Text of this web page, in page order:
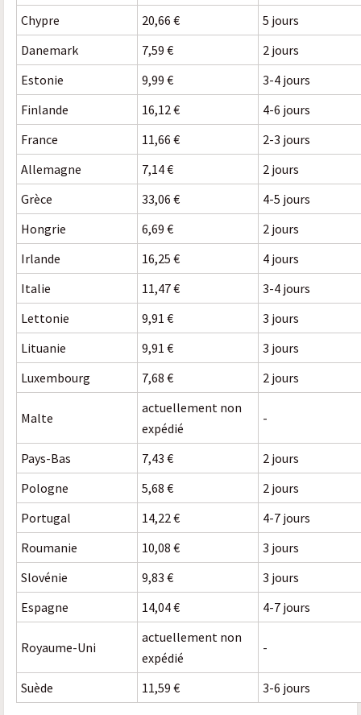
Chypre
20,66 €
5 jours
Danemark
7,59 €
2 jours
Estonie
9,99 €
3-4 jours
Finlande
16,12 €
4-6 jours
France
11,66 €
2-3 jours
Allemagne
7,14 €
2 jours
Grèce
33,06 €
4-5 jours
Hongrie
6,69 €
2 jours
Irlande
16,25 €
4 jours
Italie
11,47 €
3-4 jours
Lettonie
9,91 €
3 jours
Lituanie
9,91 €
3 jours
Luxembourg
7,68 € 2 jours
Malte
actuellement non
expédié
-
Pays-Bas 7,43 €
2 jours
Pologne
5,68 €
2 jours
Portugal
14,22 €
4-7 jours
Roumanie
10,08 €
3 jours
Slovénie
9,83 €
3 jours
Espagne
14,04 € 4-7 jours
Royaume-Uni
actuellement non
expédié
-
Suède 11,59 € 3-6 jours